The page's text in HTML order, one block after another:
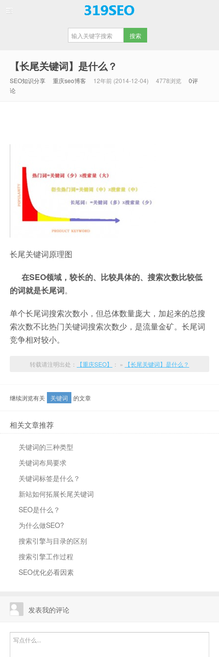
【长尾关键词】是什么？
SEO知识分享 重庆seo博客 12年前 (2014-12-04) 4778浏览
0评
论
长尾关键词原理图
在SEO领域，较长的、比较具体的、搜索次数比较低
的词就是长尾词。
单个长尾词搜索次数小，但总体数量庞大，加起来的总搜
索次数不比热门关键词搜索次数少，是流量金矿。长尾词
竞争相对较小。
转载请注明出处： 【重庆SEO】 ： » 【长尾关键词】是什么？
继续浏览有关 关键词 的文章
相关文章推荐
关键词的三种类型
关键词布局要求
关键词标签是什么？
新站如何拓展长尾关键词
SEO是什么？
为什么做SEO?
搜索引擎与目录的区别
搜索引擎工作过程
SEO优化必看因素
发表我的评论